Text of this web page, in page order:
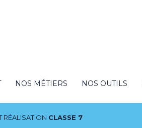
NOS MÉTIERS NOS OUTILS
RÉALISATION CLASSE 7